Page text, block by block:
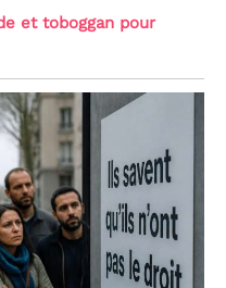
et toboggan pour